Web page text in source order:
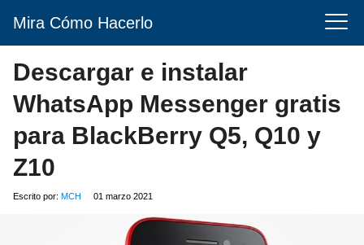
Mira Cómo Hacerlo
Descargar e instalar
WhatsApp Messenger gratis
para BlackBerry Q5, Q10 y
Z10
Escrito por: MCH 01 marzo 2021